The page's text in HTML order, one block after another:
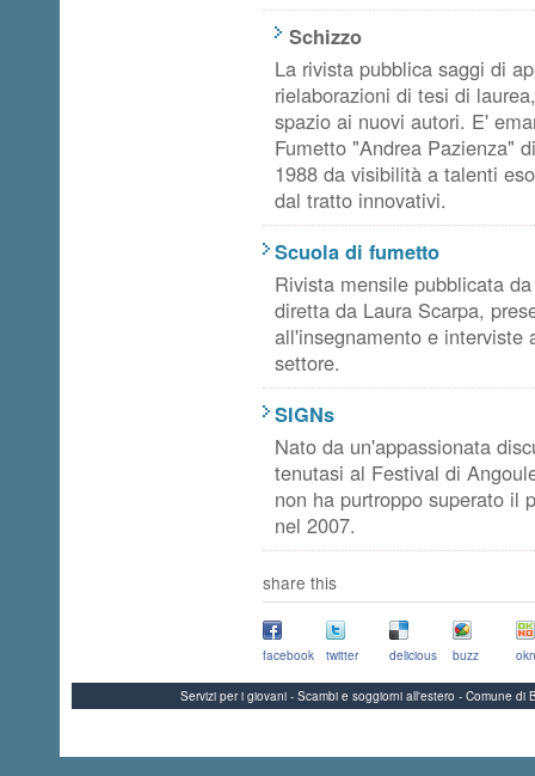
Schizzo
La rivista pubblica saggi di
rielaborazioni di tesi di
spazio ai nuovi autori. E'
Fumetto "Andrea Pazienza"
1988 da visibilità a talenti
dal tratto innovativi.
Scuola di fumetto
Rivista mensile pubblicata
diretta da Laura Scarpa,
all'insegnamento e interviste
settore.
SIGNs
Nato da un'appassionata
tenutasi al Festival di
non ha purtroppo superato il
nel 2007.
share this
facebook twitter delicious buzz
Servizi per i giovani - Scambi e soggiorni all'estero - Comune